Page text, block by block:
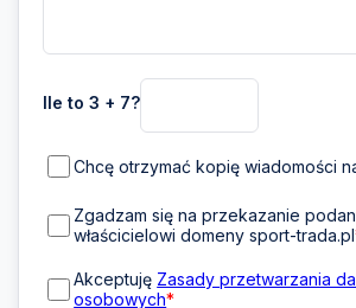
Ile to 3 + 7?
Chcę otrzymać kopię wiadomości
Zgadzam się na przekazanie
właścicielowi domeny sport-trada.pl
Akceptuję Zasady przetwarzania
osobowych*